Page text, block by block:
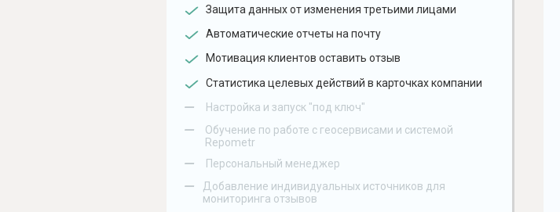
Защита данных от изменения третьими лицами
Автоматические отчеты на почту
Мотивация клиентов оставить отзыв
Статистика целевых действий в карточках компании
– Настройка и запуск "под ключ"
–
Обучение по работе с геосервисами и системой
Repometr
– Персональный менеджер
–
Добавление индивидуальных источников для
мониторинга отзывов